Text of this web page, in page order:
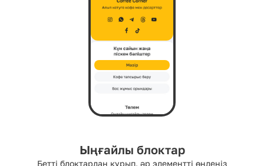
Мәзір
Ыңғайлы блоктар
Бетті блоктардан құрып, әр элементті өңдеңіз